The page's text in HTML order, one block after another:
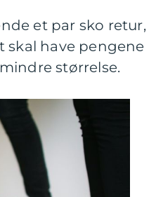
et par sko retur,
skal have pengene
størrelse.